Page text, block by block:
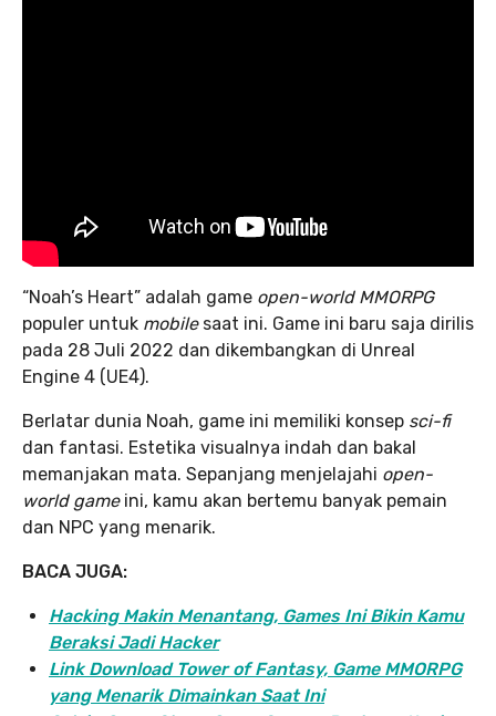
“Noah’s Heart” adalah game open-world MMORPG
populer untuk mobile saat ini. Game ini baru saja dirilis
pada 28 Juli 2022 dan dikembangkan di Unreal
Engine 4 (UE4).
Berlatar dunia Noah, game ini memiliki konsep sci-fi
dan fantasi. Estetika visualnya indah dan bakal
memanjakan mata. Sepanjang menjelajahi open-
world game ini, kamu akan bertemu banyak pemain
dan NPC yang menarik.
BACA JUGA:
Hacking Makin Menantang, Games Ini Bikin Kamu
Beraksi Jadi Hacker
Link Download Tower of Fantasy, Game MMORPG
yang Menarik Dimainkan Saat Ini